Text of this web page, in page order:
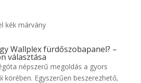
Wallplex fürdőszobapanel? –
választása
népszerű megoldás a gyors
körében. Egyszerűen beszerezhető,